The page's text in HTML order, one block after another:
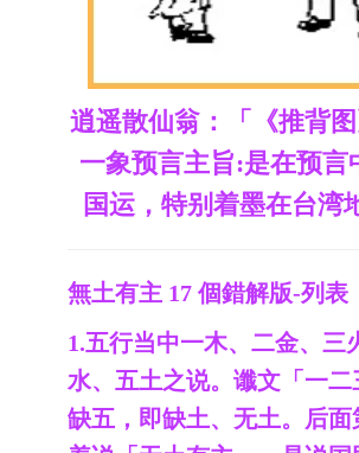
逍遥散仙翁：「《推背
一象预言主旨:是在预言
国运，特别着墨在台湾
無土有主 17 個錯解版-列表
1.五行当中一木、二金、三
水、五土之说。谶文「一二
缺五，即缺土、无土。后面